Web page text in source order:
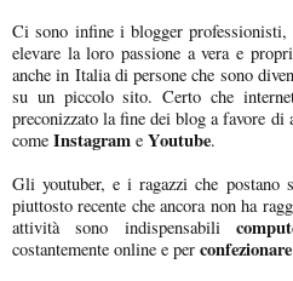
Ci sono infine i blogger professionisti,
elevare la loro passione a vera e
anche in Italia di persone che sono
su un piccolo sito. Certo che
preconizzato la fine dei blog a favore
come Instagram e Youtube.
Gli youtuber, e i ragazzi che postano
piuttosto recente che ancora non ha
attività sono indispensabili
costantemente online e per